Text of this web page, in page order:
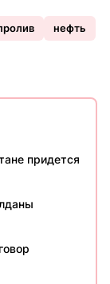
нефть
придется